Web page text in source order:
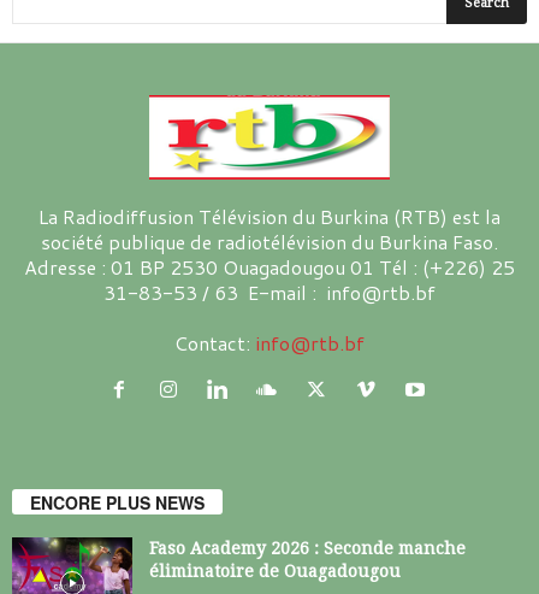
La Radiodiffusion Télévision du Burkina (RTB) est la
société publique de radiotélévision du Burkina Faso.
Adresse : 01 BP 2530 Ouagadougou 01 Tél : (+226) 25
31-83-53 / 63 E-mail : info@rtb.bf
Contact: info@rtb.bf
ENCORE PLUS NEWS
Faso Academy 2026 : Seconde manche
éliminatoire de Ouagadougou